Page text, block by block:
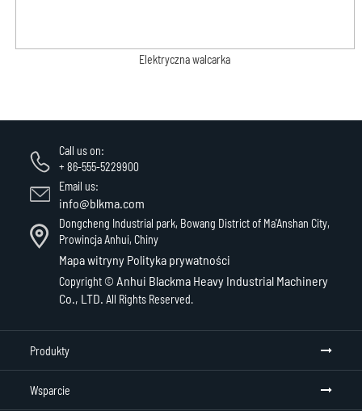
Elektryczna walcarka
Call us on:
+ 86-555-5229900
Email us:
info@blkma.com
Dongcheng Industrial park, Bowang District of Ma'Anshan City,
Prowincja Anhui, Chiny
Mapa witryny Polityka prywatności
Copyright © Anhui Blackma Heavy Industrial Machinery
Co., LTD. All Rights Reserved.
Produkty
Wsparcie